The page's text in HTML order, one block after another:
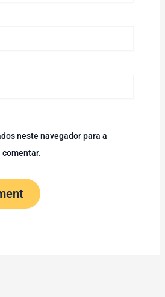
neste navegador para a
comentar.